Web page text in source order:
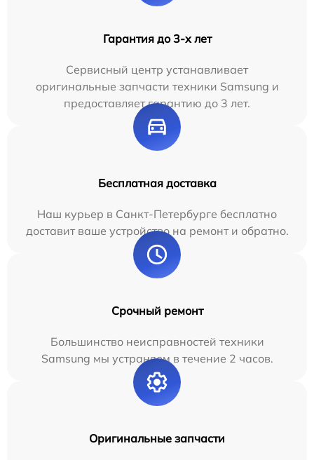
Гарантия до 3-х лет
Сервисный центр устанавливает
оригинальные запчасти техники Samsung и
предоставляет гарантию до 3 лет.
Бесплатная доставка
Наш курьер в Санкт-Петербурге бесплатно
доставит ваше устройство на ремонт и обратно.
Срочный ремонт
Большинство неисправностей техники
Samsung мы устраняем в течение 2 часов.
Оригинальные запчасти